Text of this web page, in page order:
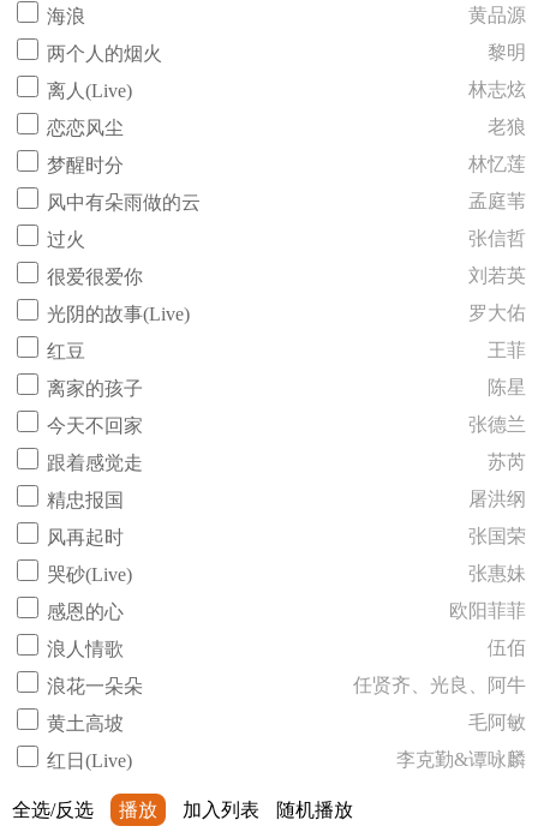
海浪
黄品源
两个人的烟火
黎明
离人(Live)
林志炫
恋恋风尘
老狼
梦醒时分
林忆莲
风中有朵雨做的云
孟庭苇
过火
张信哲
很爱很爱你
刘若英
光阴的故事(Live)
罗大佑
红豆
王菲
离家的孩子
陈星
今天不回家
张德兰
跟着感觉走
苏芮
精忠报国
屠洪纲
风再起时
张国荣
哭砂(Live)
张惠妹
感恩的心
欧阳菲菲
浪人情歌
伍佰
浪花一朵朵
任贤齐、光良、阿牛
黄土高坡
毛阿敏
红日(Live)
李克勤&谭咏麟
全选/反选 播放 加入列表 随机播放